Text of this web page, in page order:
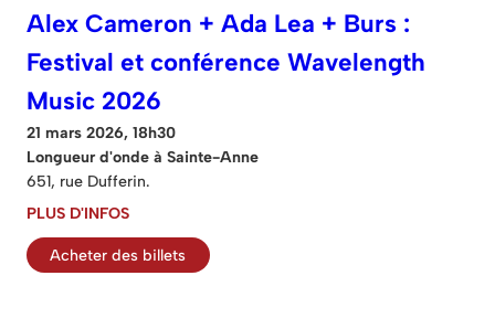
Alex Cameron + Ada Lea + Burs :
Festival et conférence Wavelength
Music 2026
21 mars 2026, 18h30
Longueur d'onde à Sainte-Anne
651, rue Dufferin.
PLUS D'INFOS
Acheter des billets